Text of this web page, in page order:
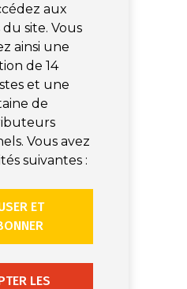
aux
site. Vous
ainsi une
de 14
et une
de
Vous avez
suivantes :
ET
LES